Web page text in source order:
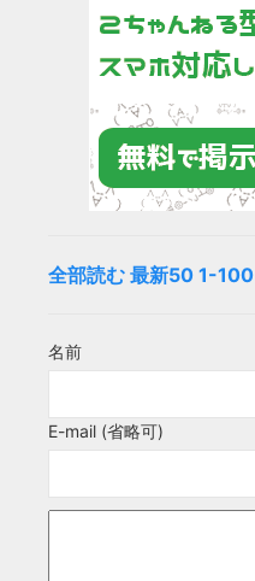
全部読む 最新50 1-100
名前
E-mail (省略可)